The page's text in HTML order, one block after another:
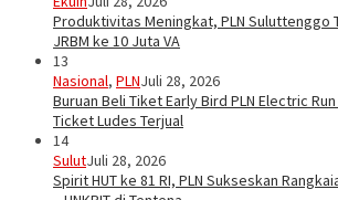
Produktivitas Meningkat, PLN Suluttenggo
JRBM ke 10 Juta VA
13
Nasional, PLNJuli 28, 2026
Buruan Beli Tiket Early Bird PLN Electric
Ticket Ludes Terjual
14
SulutJuli 28, 2026
Spirit HUT ke 81 RI, PLN Sukseskan